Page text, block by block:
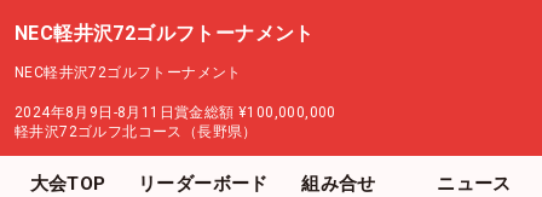
NEC軽井沢72ゴルフトーナメント
NEC軽井沢72ゴルフトーナメント
2024年8月9日-8月11日賞金総額 ¥100,000,000
軽井沢72ゴルフ北コース（長野県）
大会TOP リーダーボード 組み合せ ニュース